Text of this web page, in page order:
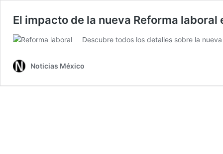
El impacto de la nueva Reforma laboral
Descubre todos los detalles sobre la
Noticias México